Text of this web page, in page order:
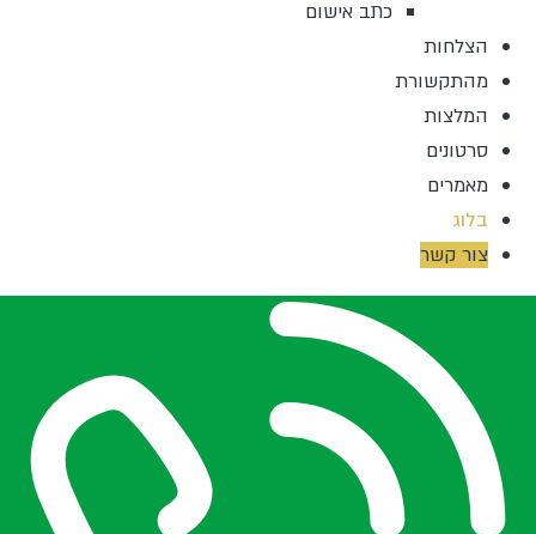
כתב אישום
הצלחות
מהתקשורת
המלצות
סרטונים
מאמרים
בלוג
צור קשר